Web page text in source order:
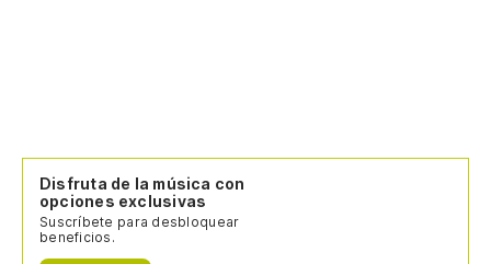
Disfruta de la música con
opciones exclusivas
Suscríbete para desbloquear
beneficios.